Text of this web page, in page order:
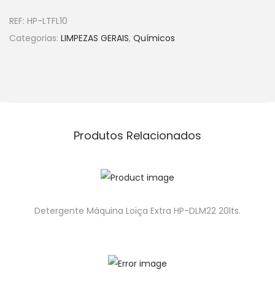
REF: HP-LTFL10
Categorias: LIMPEZAS GERAIS, Químicos
Produtos Relacionados
Detergente Máquina Loiça Extra HP-DLM22 20lts.